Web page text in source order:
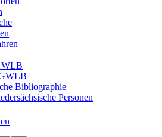
Bibliographie
Personen